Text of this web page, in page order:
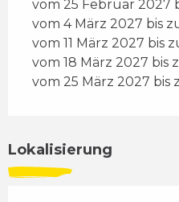
vom 25 Februar 2027
vom 4 März 2027 bis
vom 11 März 2027 bis
vom 18 März 2027 bis
vom 25 März 2027 bis
Lokalisierung